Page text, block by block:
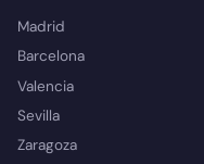
Madrid
Barcelona
Valencia
Sevilla
Zaragoza